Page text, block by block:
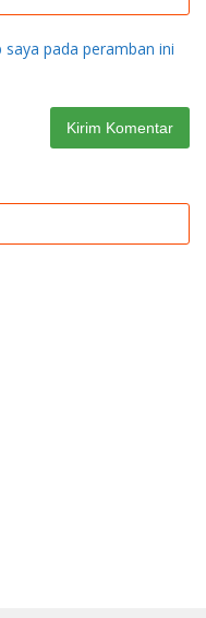
pada peramban ini